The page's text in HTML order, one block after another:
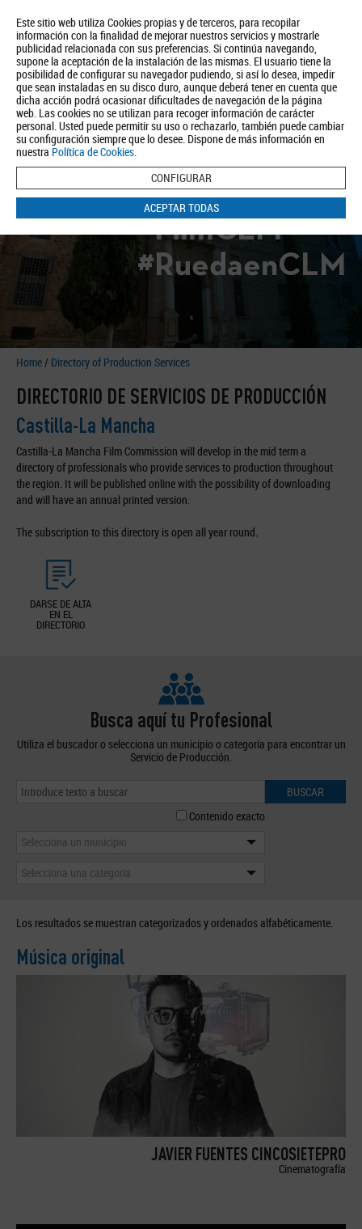
Este sitio web utiliza Cookies propias y de terceros, para recopilar
información con la finalidad de mejorar nuestros servicios y mostrarle
publicidad relacionada con sus preferencias. Si continúa navegando,
supone la aceptación de la instalación de las mismas. El usuario tiene la
posibilidad de configurar su navegador pudiendo, si así lo desea, impedir
que sean instaladas en su disco duro, aunque deberá tener en cuenta que
dicha acción podrá ocasionar dificultades de navegación de la página
web. Las cookies no se utilizan para recoger información de carácter
personal. Usted puede permitir su uso o rechazarlo, también puede cambiar
su configuración siempre que lo desee. Dispone de más información en
nuestra Política de Cookies.
CONFIGURAR
ACEPTAR TODAS
About us Tourism Política de Privacidad Aviso Legal Política de Cookies
BUSCAR
#FilmCLM
#RuedaenCLM
Home/ Directory of Production Services
DIRECTORIO DE SERVICIOS DE PRODUCCIÓN
Castilla-La Mancha
Castilla-La Mancha Film Commission will develop in the mid term a
directory of professionals who provide services to production throughout
the region. It will be published online with the possibility of downloading
and will have an annual printed version.
The subscription to this directory is open all year round.
DARSE DE ALTA
EN EL
DIRECTORIO
Busca aquí tu Profesional
Utiliza el buscador o selecciona un municipio o categoría para encontrar un
Servicio de Producción.
BUSCAR
Contenido exacto
Selecciona un municipio
Selecciona una categoría
Los resultados se muestran categorizados y ordenados alfabéticamente.
Música original
JAVIER FUENTES CINCOSIETEPRO
Cinematografía